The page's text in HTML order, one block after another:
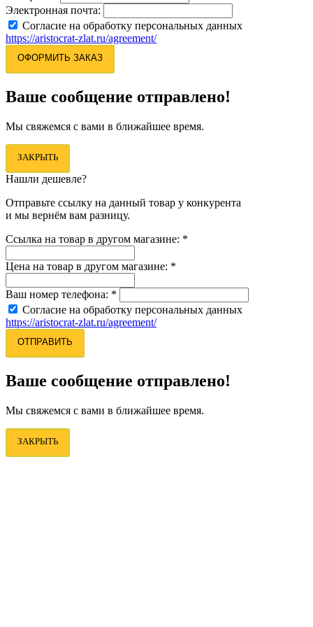
Электронная почта:
Согласие на обработку персональных данных
https://aristocrat-zlat.ru/agreement/
ОФОРМИТЬ ЗАКАЗ
Ваше сообщение отправлено!
Мы свяжемся с вами в ближайшее время.
ЗАКРЫТЬ
Нашли дешевле?
Отправьте ссылку на данный товар у конкурента
и мы вернём вам разницу.
Ссылка на товар в другом магазине: *
Цена на товар в другом магазине: *
Ваш номер телефона: *
Согласие на обработку персональных данных
https://aristocrat-zlat.ru/agreement/
ОТПРАВИТЬ
Ваше сообщение отправлено!
Мы свяжемся с вами в ближайшее время.
ЗАКРЫТЬ